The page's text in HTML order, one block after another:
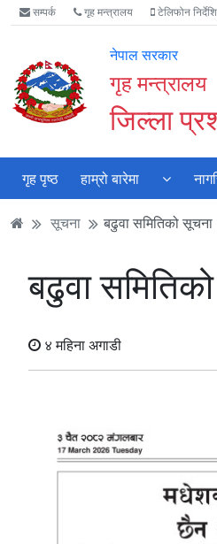
Accessibility
Mode
गर्नुहोस्
मुख्य
सामाग्री
मुख्य
नेभिगेसन
वेबसाइट
खोजमा
सम्पर्क गृह मन्त्रालय टेलिफोन
नेपाल सरकार
गृह मन्त्रालय
जिल्ला
गृह पृष्ठ हाम्रो बारेमा
सूचना बढुवा समितिको
बढुवा
४ महिना अगाडी